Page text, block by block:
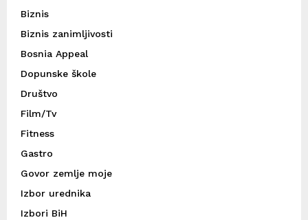
Biznis
Biznis zanimljivosti
Bosnia Appeal
Dopunske škole
Društvo
Film/Tv
Fitness
Gastro
Govor zemlje moje
Izbor urednika
Izbori BiH